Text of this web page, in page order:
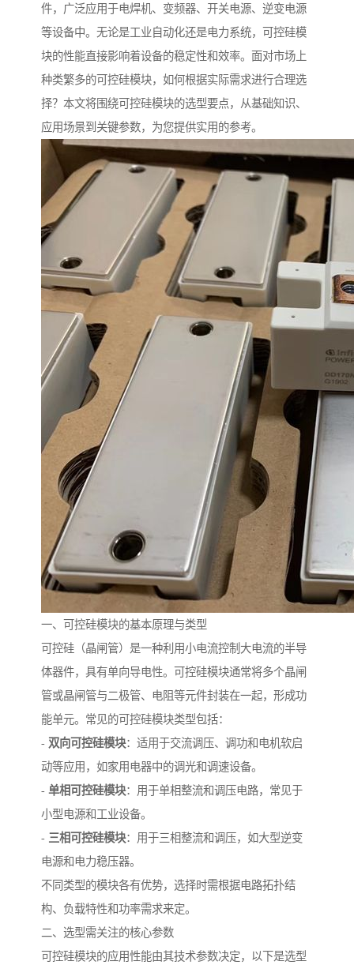
件，广泛应用于电焊机、变频器、开关电源、逆变电源
等设备中。无论是工业自动化还是电力系统，可控硅模
块的性能直接影响着设备的稳定性和效率。面对市场上
种类繁多的可控硅模块，如何根据实际需求进行合理选
择？本文将围绕可控硅模块的选型要点，从基础知识、
应用场景到关键参数，为您提供实用的参考。
一、可控硅模块的基本原理与类型
可控硅（晶闸管）是一种利用小电流控制大电流的半导
体器件，具有单向导电性。可控硅模块通常将多个晶闸
管或晶闸管与二极管、电阻等元件封装在一起，形成功
能单元。常见的可控硅模块类型包括：
- 双向可控硅模块：适用于交流调压、调功和电机软启
动等应用，如家用电器中的调光和调速设备。
- 单相可控硅模块：用于单相整流和调压电路，常见于
小型电源和工业设备。
- 三相可控硅模块：用于三相整流和调压，如大型逆变
电源和电力稳压器。
不同类型的模块各有优势，选择时需根据电路拓扑结
构、负载特性和功率需求来定。
二、选型需关注的核心参数
可控硅模块的应用性能由其技术参数决定，以下是选型